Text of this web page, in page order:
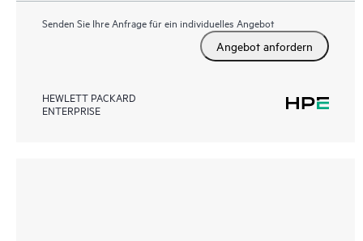
Senden Sie Ihre Anfrage für ein individuelles Angebot
Angebot anfordern
HEWLETT PACKARD
ENTERPRISE